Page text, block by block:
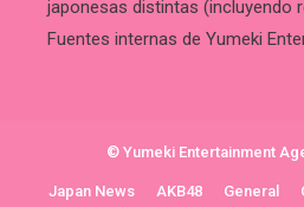
japonesas distintas (incluyendo
Fuentes internas de Yumeki
© Yumeki Entertainment
Japan News AKB48 General